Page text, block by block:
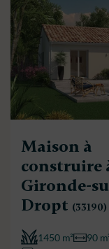
Maison à
construire
Gironde-
Dropt (33190)
1450 m²
90